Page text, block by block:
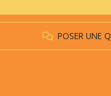
POSER UNE